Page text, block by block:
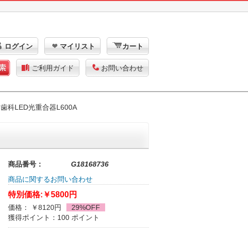
ログイン マイリスト カート
ご利用ガイド お問い合わせ
歯科LED光重合器L600A
商品番号：
G18168736
商品に関するお問い合わせ
特別価格: ￥5800円
価格： ￥8120円
29%OFF
獲得ポイント：100 ポイント